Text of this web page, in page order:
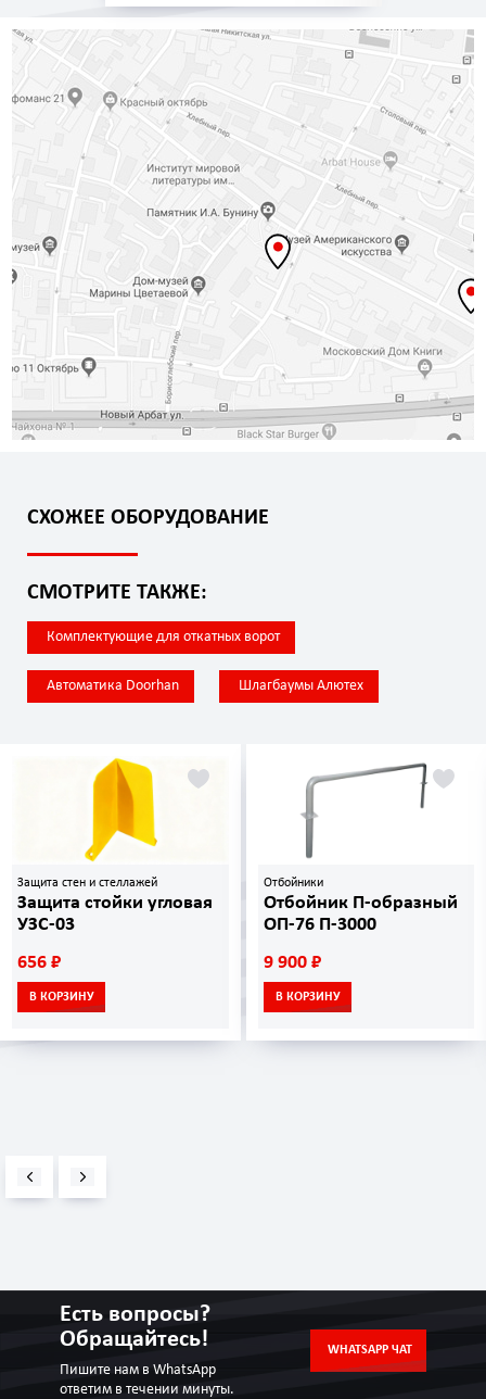
СХОЖЕЕ ОБОРУДОВАНИЕ
СМОТРИТЕ ТАКЖЕ:
Комплектующие для откатных ворот
Автоматика Doorhan Шлагбаумы Алютех
Защита стен и стеллажей
Защита стойки угловая
УЗС-03
656 ₽
В КОРЗИНУ
Отбойники
Отбойник П-образный
ОП-76 П-3000
9 900 ₽
В КОРЗИНУ
Есть вопросы?
Обращайтесь!
Пишите нам в WhatsApp
ответим в течении минуты.
WHATSAPP ЧАТ